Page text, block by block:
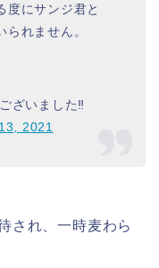
度にサンジ君と
れません。
ざいました‼️
2021
され、一時麦わら